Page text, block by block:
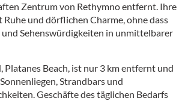
Zentrum von Rethymno entfernt. Ihre
und dörflichen Charme, ohne dass
und Sehenswürdigkeiten in unmittelbarer
Platanes Beach, ist nur 3 km entfernt und
Strandbars und
Geschäfte des täglichen Bedarfs